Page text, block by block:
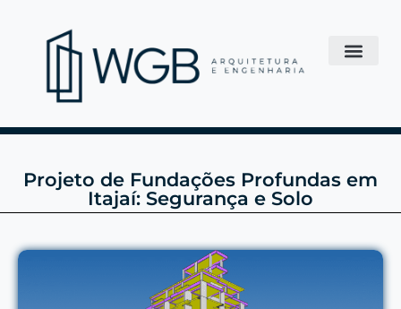
Projeto de Fundações Profundas em
Itajaí: Segurança e Solo